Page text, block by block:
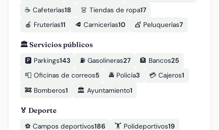
☕ Cafeterías18 👗 Tiendas de ropa17
🍎 Fruterías11 🥩 Carnicerías10 💇 Peluquerías7
🏛️ Servicios públicos
🅿️ Parkings143 ⛽ Gasolineras27 🏦 Bancos25
📮 Oficinas de correos5 🚔 Policía3 💳 Cajeros1
🚒 Bomberos1 🏛️ Ayuntamiento1
🏅 Deporte
⚽ Campos deportivos186 🏋️ Polideportivos19